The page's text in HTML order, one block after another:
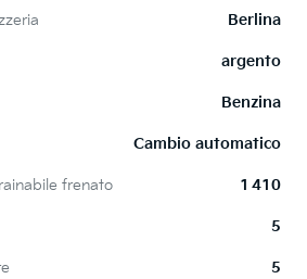
Berlina
argento
Benzina
Cambio automatico
frenato 1 410
5
5